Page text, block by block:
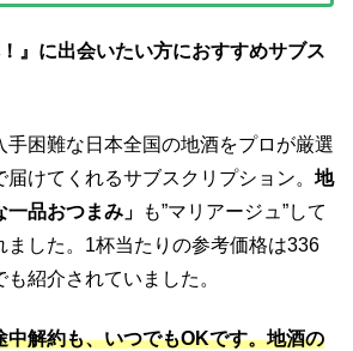
』に出会いたい方におすすめサブス
手困難な日本全国の地酒をプロが厳選
けてくれるサブスクリプション。 地
品おつまみ」
も”マリアージュ”して
ました。1杯当たりの参考価格は336
も紹介されていました。
中解約も、いつでもOKです。地酒の